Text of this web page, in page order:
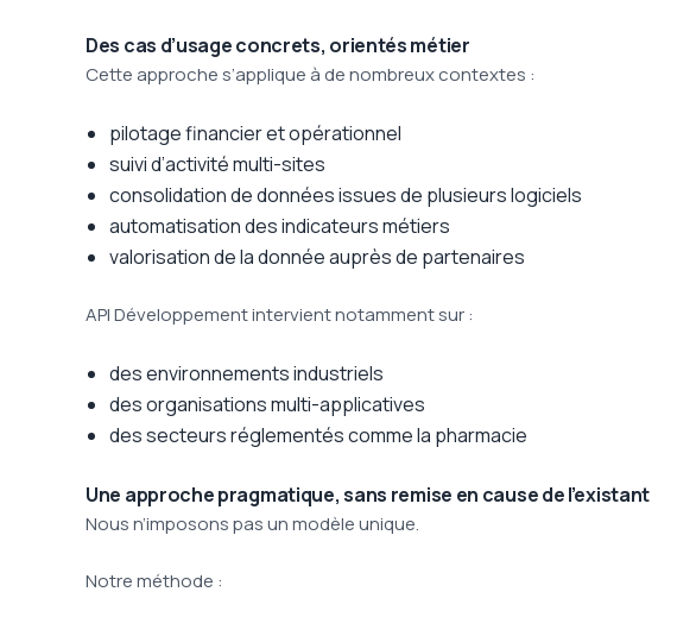
Des cas d’usage concrets, orientés métier
Cette approche s’applique à de nombreux contextes :
pilotage financier et opérationnel
suivi d’activité multi-sites
consolidation de données issues de plusieurs logiciels
automatisation des indicateurs métiers
valorisation de la donnée auprès de partenaires
API Développement intervient notamment sur :
des environnements industriels
des organisations multi-applicatives
des secteurs réglementés comme la pharmacie
Une approche pragmatique, sans remise en cause de l’existant
Nous n’imposons pas un modèle unique.
Notre méthode :